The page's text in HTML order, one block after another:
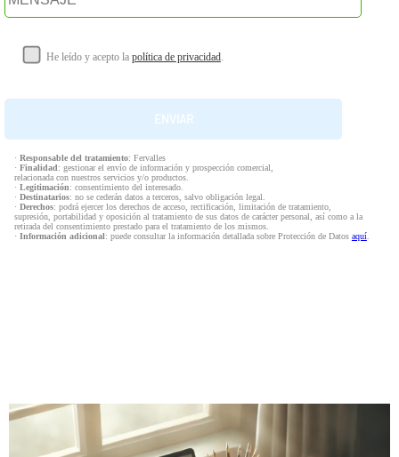
He leído y acepto la política de privacidad.
· Responsable del tratamiento: Fervalles
· Finalidad: gestionar el envío de información y prospección comercial,
relacionada con nuestros servicios y/o productos.
· Legitimación: consentimiento del interesado.
· Destinatarios: no se cederán datos a terceros, salvo obligación legal.
· Derechos: podrá ejercer los derechos de acceso, rectificación, limitación de tratamiento,
supresión, portabilidad y oposición al tratamiento de sus datos de carácter personal, así como a la
retirada del consentimiento prestado para el tratamiento de los mismos.
· Información adicional: puede consultar la información detallada sobre Protección de Datos aquí.